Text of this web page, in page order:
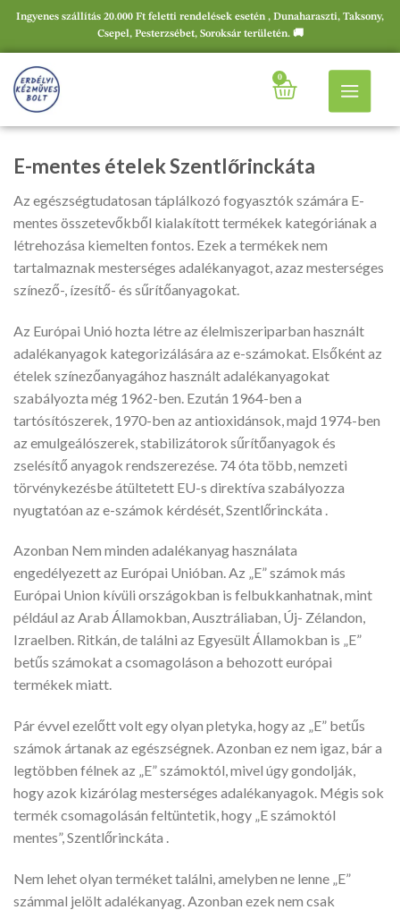
Ingyenes szállítás 20.000 Ft feletti rendelések esetén , Dunaharaszti, Taksony,
Csepel, Pesterzsébet, Soroksár területén. 🚚
0
E-mentes ételek Szentlőrinckáta
Az egészségtudatosan táplálkozó fogyasztók számára E-
mentes összetevőkből kialakított termékek kategóriának a
létrehozása kiemelten fontos. Ezek a termékek nem
tartalmaznak mesterséges adalékanyagot, azaz mesterséges
színező-, ízesítő- és sűrítőanyagokat.
Az Európai Unió hozta létre az élelmiszeriparban használt
adalékanyagok kategorizálására az e-számokat. Elsőként az
ételek színezőanyagához használt adalékanyagokat
szabályozta még 1962-ben. Ezután 1964-ben a
tartósítószerek, 1970-ben az antioxidánsok, majd 1974-ben
az emulgeálószerek, stabilizátorok sűrítőanyagok és
zselésítő anyagok rendszerezése. 74 óta több, nemzeti
törvénykezésbe átültetett EU-s direktíva szabályozza
nyugtatóan az e-számok kérdését, Szentlőrinckáta .
Azonban Nem minden adalékanyag használata
engedélyezett az Európai Unióban. Az „E” számok más
Európai Union kívüli országokban is felbukkanhatnak, mint
például az Arab Államokban, Ausztráliaban, Új- Zélandon,
Izraelben. Ritkán, de találni az Egyesült Államokban is „E”
betűs számokat a csomagoláson a behozott európai
termékek miatt.
Pár évvel ezelőtt volt egy olyan pletyka, hogy az „E” betűs
számok ártanak az egészségnek. Azonban ez nem igaz, bár a
legtöbben félnek az „E” számoktól, mivel úgy gondolják,
hogy azok kizárólag mesterséges adalékanyagok. Mégis sok
termék csomagolásán feltüntetik, hogy „E számoktól
mentes”, Szentlőrinckáta .
Nem lehet olyan terméket találni, amelyben ne lenne „E”
számmal jelölt adalékanyag. Azonban ezek nem csak